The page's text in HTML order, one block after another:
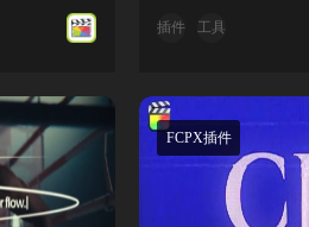
插件 工具
FCPX插件